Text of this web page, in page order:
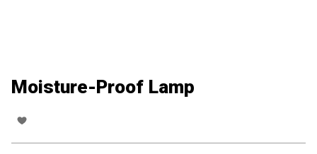
Moisture-Proof Lamp